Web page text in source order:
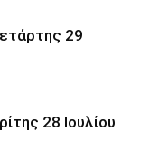
29
28 Ιουλίου